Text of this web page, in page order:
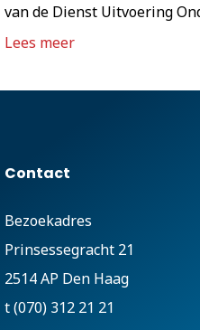
van de Dienst Uitvoering
Lees meer
Contact
Bezoekadres
Prinsessegracht 21
2514 AP Den Haag
t (070) 312 21 21